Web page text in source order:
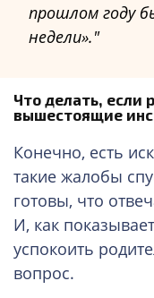
прошлом году
недели».
Что делать, если
вышестоящие
Конечно, есть
такие жалобы
готовы, что
И, как
успокоить
вопрос.